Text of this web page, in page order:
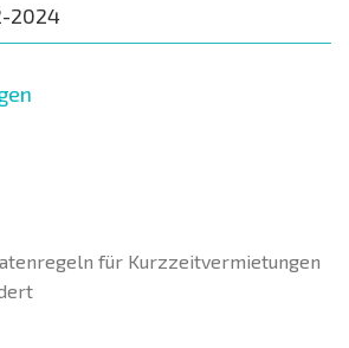
2024
für Kurzzeitvermietungen